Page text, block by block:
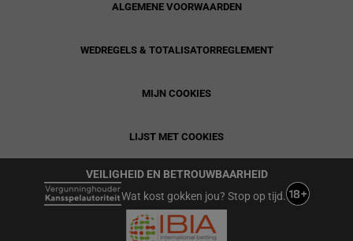
ALGEMENE VOORWAARDEN
WEDREGELS & TOTALISATORREGLEMENT
MIJN COOKIES
LIJST MET COOKIES
VEILIGHEID EN BETROUWBAARHEID
Wat kost gokken jou? Stop op tijd.